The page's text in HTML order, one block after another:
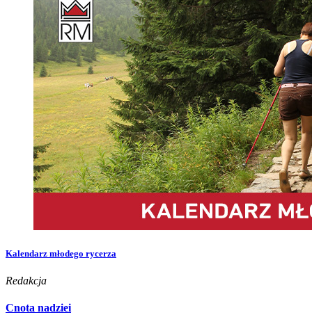
Kalendarz młodego rycerza
Redakcja
Cnota nadziei